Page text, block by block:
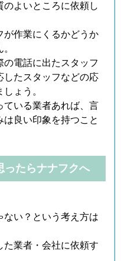
よいところに依頼し
が作業にくるかどうか
電話に出たスタッフ
したスタッフなどの応
ょう。
ている業者あれば、言
良い印象を持つこと
ったらナナフクへ
ない？という考え方は
た業者・会社に依頼す